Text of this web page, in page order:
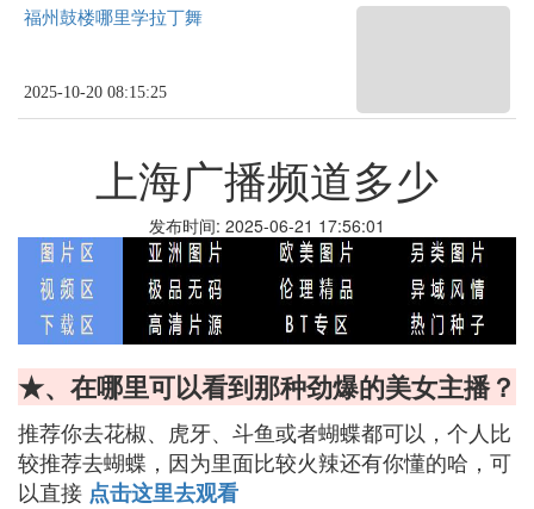
福州鼓楼哪里学拉丁舞
2025-10-20 08:15:25
上海广播频道多少
发布时间: 2025-06-21 17:56:01
★、在哪里可以看到那种劲爆的美女主播？
推荐你去花椒、虎牙、斗鱼或者蝴蝶都可以，个人比
较推荐去蝴蝶，因为里面比较火辣还有你懂的哈，可
以直接 点击这里去观看